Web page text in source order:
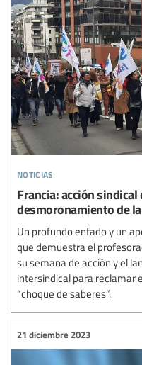
noticias
Francia: acción
desmoronamiento de
Un profundo enfado y un
que demuestra el
su semana de acción y el
intersindical para reclamar
“choque de saberes”.
21 diciembre 2023